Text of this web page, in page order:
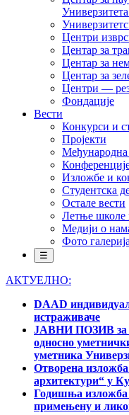
Центри
Центар за
Центар за
Центар за
Центри —
Фондације
Вести
Конкурси и
Пројекти
Међународна
Изложбе и
Студентска
Остале вести
Летње школе
Медији о
Фото галерија
☰
АКТУЕЛНО:
DAAD
истраживаче
ЈАВНИ ПОЗИВ за
односно
уметника
Отворена изложба
архитектури“ у
Годишња изложба
примењену и